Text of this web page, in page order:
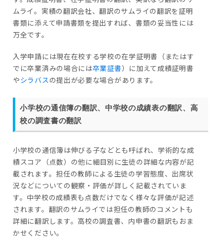
ムライ。実績の翻訳会社、翻訳のサムライの翻訳を証明
書類に添えて申請書類を提出すれば、書類の妥当性には
万全です。
入学申請には現在在校する学校の在学証明書（またはす
でに卒業済みの場合には卒業証書）に加えて成績証明書
やシラバス の提出が必要な場合があります。
小学校の通信簿の翻訳、中学校の成績表の翻訳、高
校の調査書の翻訳
小学校の通信簿は伸びる子などとも呼ばれ、学術的な成
績スコア（点数）の他に細目別に生徒の詳細な内容が記
載されます。担任の教師による生徒の学習態度、出席状
況などについての観察・評価が詳しく記載されていま
す。中学校の成績表も点数だけでなく様々な評価が記述
されます。翻訳のサムライでは担任の教師のコメントも
詳細に翻訳します。高校の調査書、内申書の翻訳もおま
かせください。